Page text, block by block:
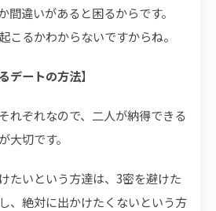
間違いがあると困るからです。
こるかわからないですからね。
デートの方法】
れぞれなので、二人が納得できる
大切です。
たいという方達は、3密を避けた
、絶対に出かけたくないという方